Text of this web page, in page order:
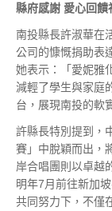
縣府感謝 愛心回饋
南投縣長許淑華在
公司的慷慨捐助表
她表示：「愛妮雅
減輕了學生與家庭
台，展現南投的軟
許縣長特別提到，
賽」中脫穎而出，
岸合唱團則以卓越
明年7月前往新加
共同努力下，不僅